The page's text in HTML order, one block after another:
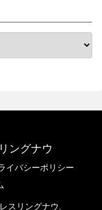
ングナウ
イバシーポリシー
スリングナウ.